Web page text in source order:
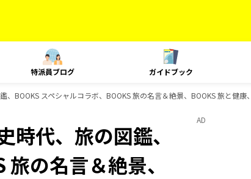
特派員ブログ ガイドブック
、BOOKS スペシャルコラボ、BOOKS 旅の名言＆絶景、BOOKS 旅と健
代、旅の図鑑、
の名言＆絶景、
AD